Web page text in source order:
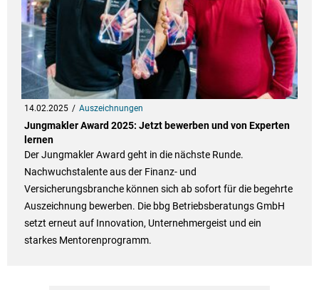
14.02.2025 Auszeichnungen
Jungmakler Award 2025: Jetzt bewerben und von Experten
lernen
Der Jungmakler Award geht in die nächste Runde.
Nachwuchstalente aus der Finanz- und
Versicherungsbranche können sich ab sofort für die begehrte
Auszeichnung bewerben. Die bbg Betriebsberatungs GmbH
setzt erneut auf Innovation, Unternehmergeist und ein
starkes Mentorenprogramm.